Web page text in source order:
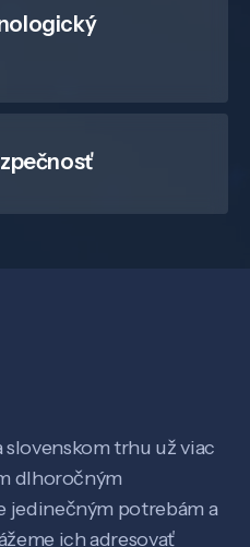
slovenskom trhu už viac
dlhoročným
jedinečným potrebám a
ich adresovať